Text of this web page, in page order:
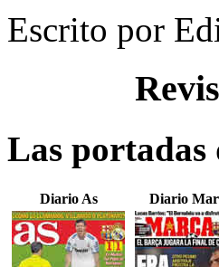
Escrito por
Las portadas
Diario As Diario